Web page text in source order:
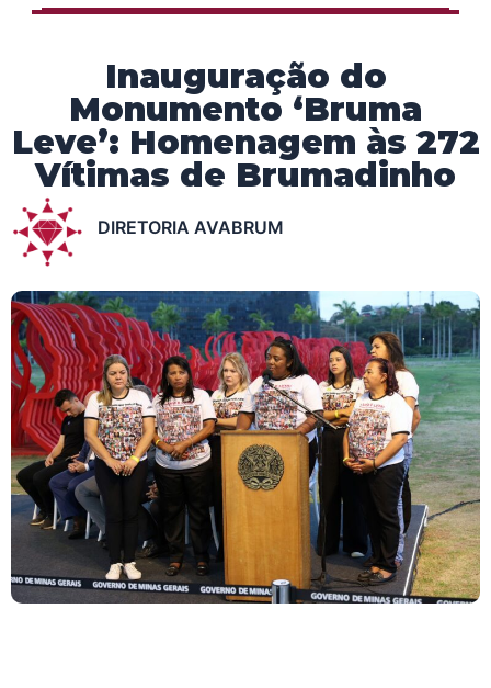
Inauguração do
Monumento ‘Bruma
Leve’: Homenagem às 272
Vítimas de Brumadinho
DIRETORIA AVABRUM